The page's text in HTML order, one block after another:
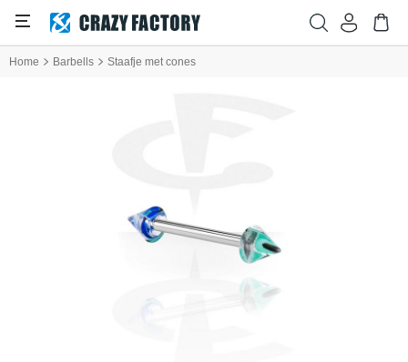
Home Barbells Staafje met cones